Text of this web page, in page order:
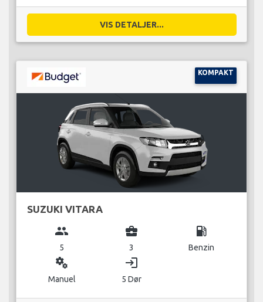
VIS DETALJER...
KOMPAKT
SUZUKI VITARA
group
5
business_center
3
local_gas_station
Benzin
miscellaneous_services
Manuel
login
5 Dør